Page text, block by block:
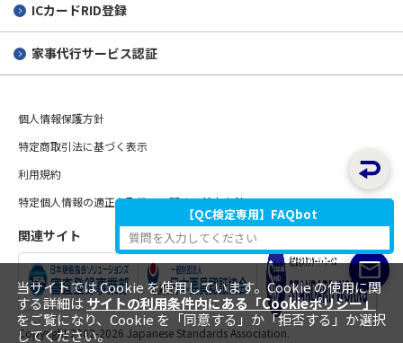
ICカードRID登録
家事代行サービス認証
個人情報保護方針
特定商取引法に基づく表示
利用規約
特定個人情報の適正な取扱いに関する基本方針
関連サイト
Copyright 2002-2026 Japanese Standards Association.
当サイトでは Cookie を使用しています。Cookie の使用に関
する詳細は サイトの利用条件内にある「Cookieポリシー」
をご覧になり、Cookie を「同意する」か「拒否する」か選択
してください。
【QC検定専用】FAQbot
質問を入力してください